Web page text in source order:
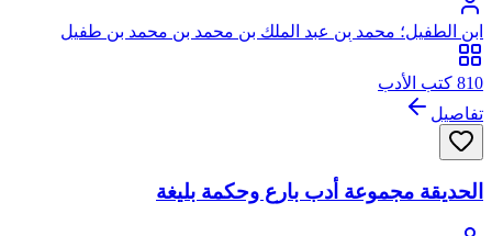
ابن الطفيل؛ محمد بن عبد الملك بن محمد بن محمد بن طفيل
القيسي الأندلسي، أبو بكر
810 كتب الأدب
تفاصيل
الحديقة مجموعة أدب بارع وحكمة بليغة